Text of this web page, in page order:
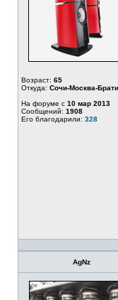
Возраст: 65
Откуда: Сочи-Москва-
На форуме с 10 мар 2013
Сообщений: 1908
Его благодарили: 328
AgNz